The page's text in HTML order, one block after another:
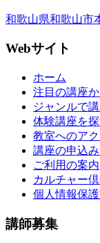
和歌山県和歌山市
Webサイト
ホーム
注目の講座
ジャンルで
体験講座を
教室へのア
講座の申込
ご利用の案内
カルチャー
個人情報保
講師募集